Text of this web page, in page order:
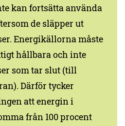
kan fortsätta använda
de släpper ut
Energikällorna måste
hållbara och inte
som tar slut (till
Därför tycker
att energin i
från 100 procent